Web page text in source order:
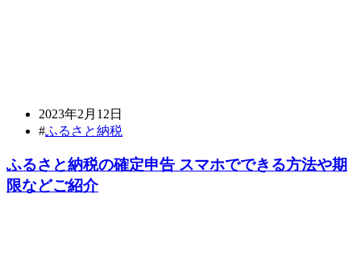
2023年2月12日
#ふるさと納税
ふるさと納税の確定申告 スマホでできる方法や期
限などご紹介